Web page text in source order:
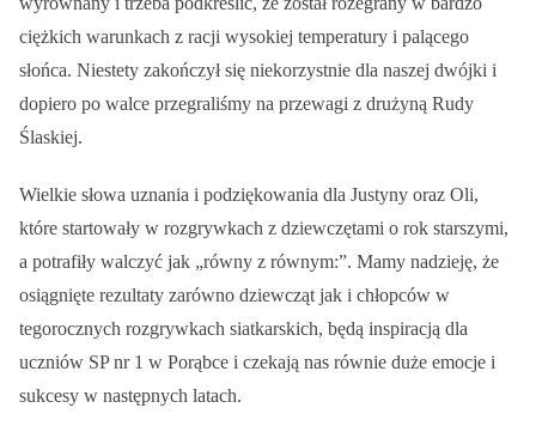
ciężkich warunkach z racji wysokiej temperatury i palącego
słońca. Niestety zakończył się niekorzystnie dla naszej dwójki i
dopiero po walce przegraliśmy na przewagi z drużyną Rudy
Ślaskiej.
Wielkie słowa uznania i podziękowania dla Justyny oraz Oli,
które startowały w rozgrywkach z dziewczętami o rok starszymi,
a potrafiły walczyć jak „równy z równym:”. Mamy nadzieję, że
osiągnięte rezultaty zarówno dziewcząt jak i chłopców w
tegorocznych rozgrywkach siatkarskich, będą inspiracją dla
uczniów SP nr 1 w Porąbce i czekają nas równie duże emocje i
sukcesy w następnych latach.